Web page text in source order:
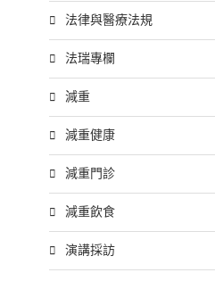
法律與醫療法規
法瑞專欄
減重
減重健康
減重門診
減重飲食
演講採訪